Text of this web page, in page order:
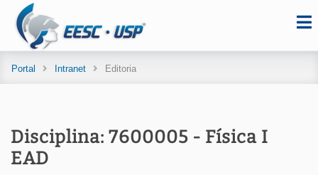
Portal Intranet Editoria
Disciplina: 7600005 - Física I
EAD